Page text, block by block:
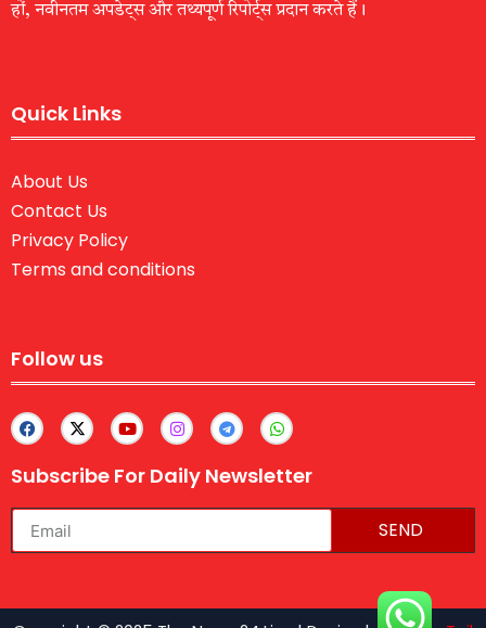
हों, नवीनतम अपडेट्स और तथ्यपूर्ण रिपोर्ट्स प्रदान करते हैं।
Quick Links
About Us
Contact Us
Privacy Policy
Terms and conditions
Follow us
Subscribe For Daily Newsletter
SEND